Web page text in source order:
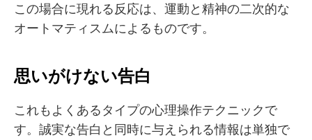
この場合に現れる反応は、運動と精神の二次的な
オートマティスムによるものです。
思いがけない告白
これもよくあるタイプの心理操作テクニックで
す。誠実な告白と同時に与えられる情報は単独で